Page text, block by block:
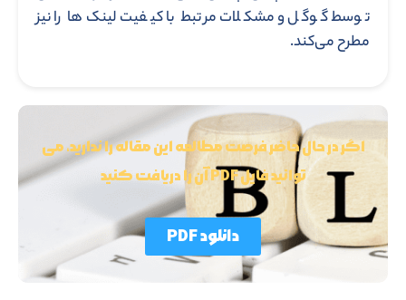
توسط گوگل و مشکلات مرتبط با کیفیت لینک‌ها را نیز
مطرح می‌کند.
اگر در حال حاضر فرصت مطالعه این مقاله را ندارید، می
توانید فایل PDF آن را دریافت کنید
دانلود PDF